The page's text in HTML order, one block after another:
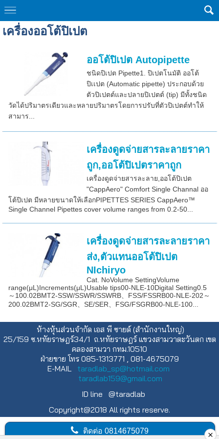
เครื่องออโต้ปิเปต
ออโต้ปิเปต Autopipette
ชนิดปิเปต Pipette1. ปิเปตโนมัติ ออโต้
ปิเเปต (Automatic pipette) ประกอบด้วย
ตัวปิเปตต์และปลายปิเปตต์ (tip) มีทั้งชนิด
วัดได้ปริมาตรเดียวและหลายปริมาตรโดยการปรับที่ตัวปิเปตต์ทำให้
สามาร...
เครื่องดูดจ่ายสารละลายราคา
ถูก,ออโต้ปิเปตราคาถูก
เครื่องดูดจ่ายสารละลาย,ออโต้ปิเปต
"CappAero" Comfort Single Channal ออ
โต้ปิเปต มีหลายขนาดให้เลือกPIPETTES SERIES CappAero™
Single Channel Pipettes cover volume ranges from 0.2-50...
เครื่องดูดจ่ายสารละลายราคา
ส่ง,ตัวแทนออโต้ปิเปต
NIchiryo
Cat. NoVolume SettingVolume
range(μL)Increments(μL)Usable tips00-NLE-10Digital Setting0.5
～100.02BMT2-SSW/SSWR/SSWRB、FSS/FSSRB00-NLE-202～
200.02BMT2-SG/SGR、SE/SER、FSG/FSGRB00-NLE-100...
ห้างหุ้นส่วนจำกัด เอส พี ซายด์ (สำนักงานใหญ่)
25/159 ซ.หทัยราษฎร์34/1 ถ.หทัยราษฎร์ แขวงสามวาตะวันตก เขต
คลองสามวา กทม.10510
ฝ่ายขาย โทร 085-1313771 , 081-4675079
E-MAIL taradlab_sp@hotmail.com
taradlab159@gmail.com
ID line @taradlab
Copyright@2018 All rights reserve.
ติดต่อ0814675079